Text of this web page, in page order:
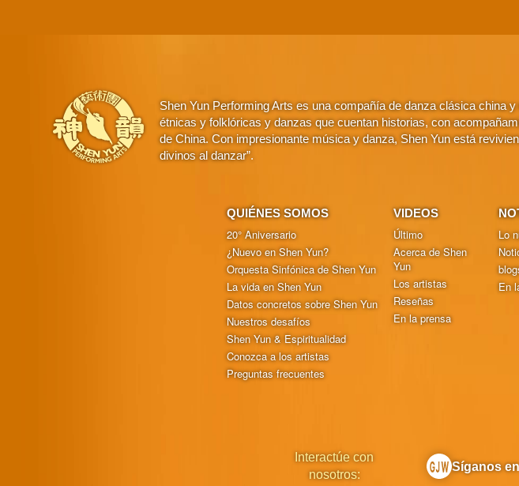
Shen Yun Performing Arts es una compañía de danza clásica china
étnicas y folklóricas y danzas que cuentan historias, con
de China. Con impresionante música y danza, Shen Yun está
divinos al danzar”.
QUIÉNES SOMOS
20° Aniversario
¿Nuevo en Shen Yun?
Orquesta Sinfónica de Shen Yun
La vida en Shen Yun
Datos concretos sobre Shen Yun
Nuestros desafíos
Shen Yun & Espiritualidad
Conozca a los artistas
Preguntas frecuentes
VIDEOS
Último
Acerca de Shen
Yun
Los artistas
Reseñas
En la prensa
Lo
En
Interactúe con
nosotros:
Síganos